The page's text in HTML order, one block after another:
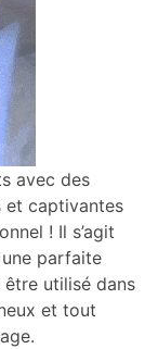
avec des
et captivantes
! Il s’agit
une parfaite
utilisé dans
et tout